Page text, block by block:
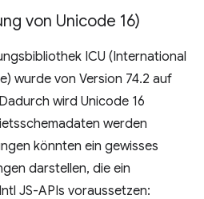
von Unicode 16)
ICU (International
wurde von Version 74.2 auf
wird Unicode 16
werden
könnten ein gewisses
darstellen, die ein
JS-APIs voraussetzen: